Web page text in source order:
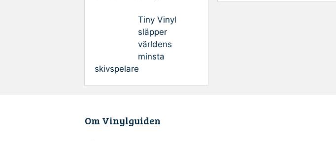
Tiny Vinyl
släpper
världens
minsta
skivspelare
Om Vinylguiden